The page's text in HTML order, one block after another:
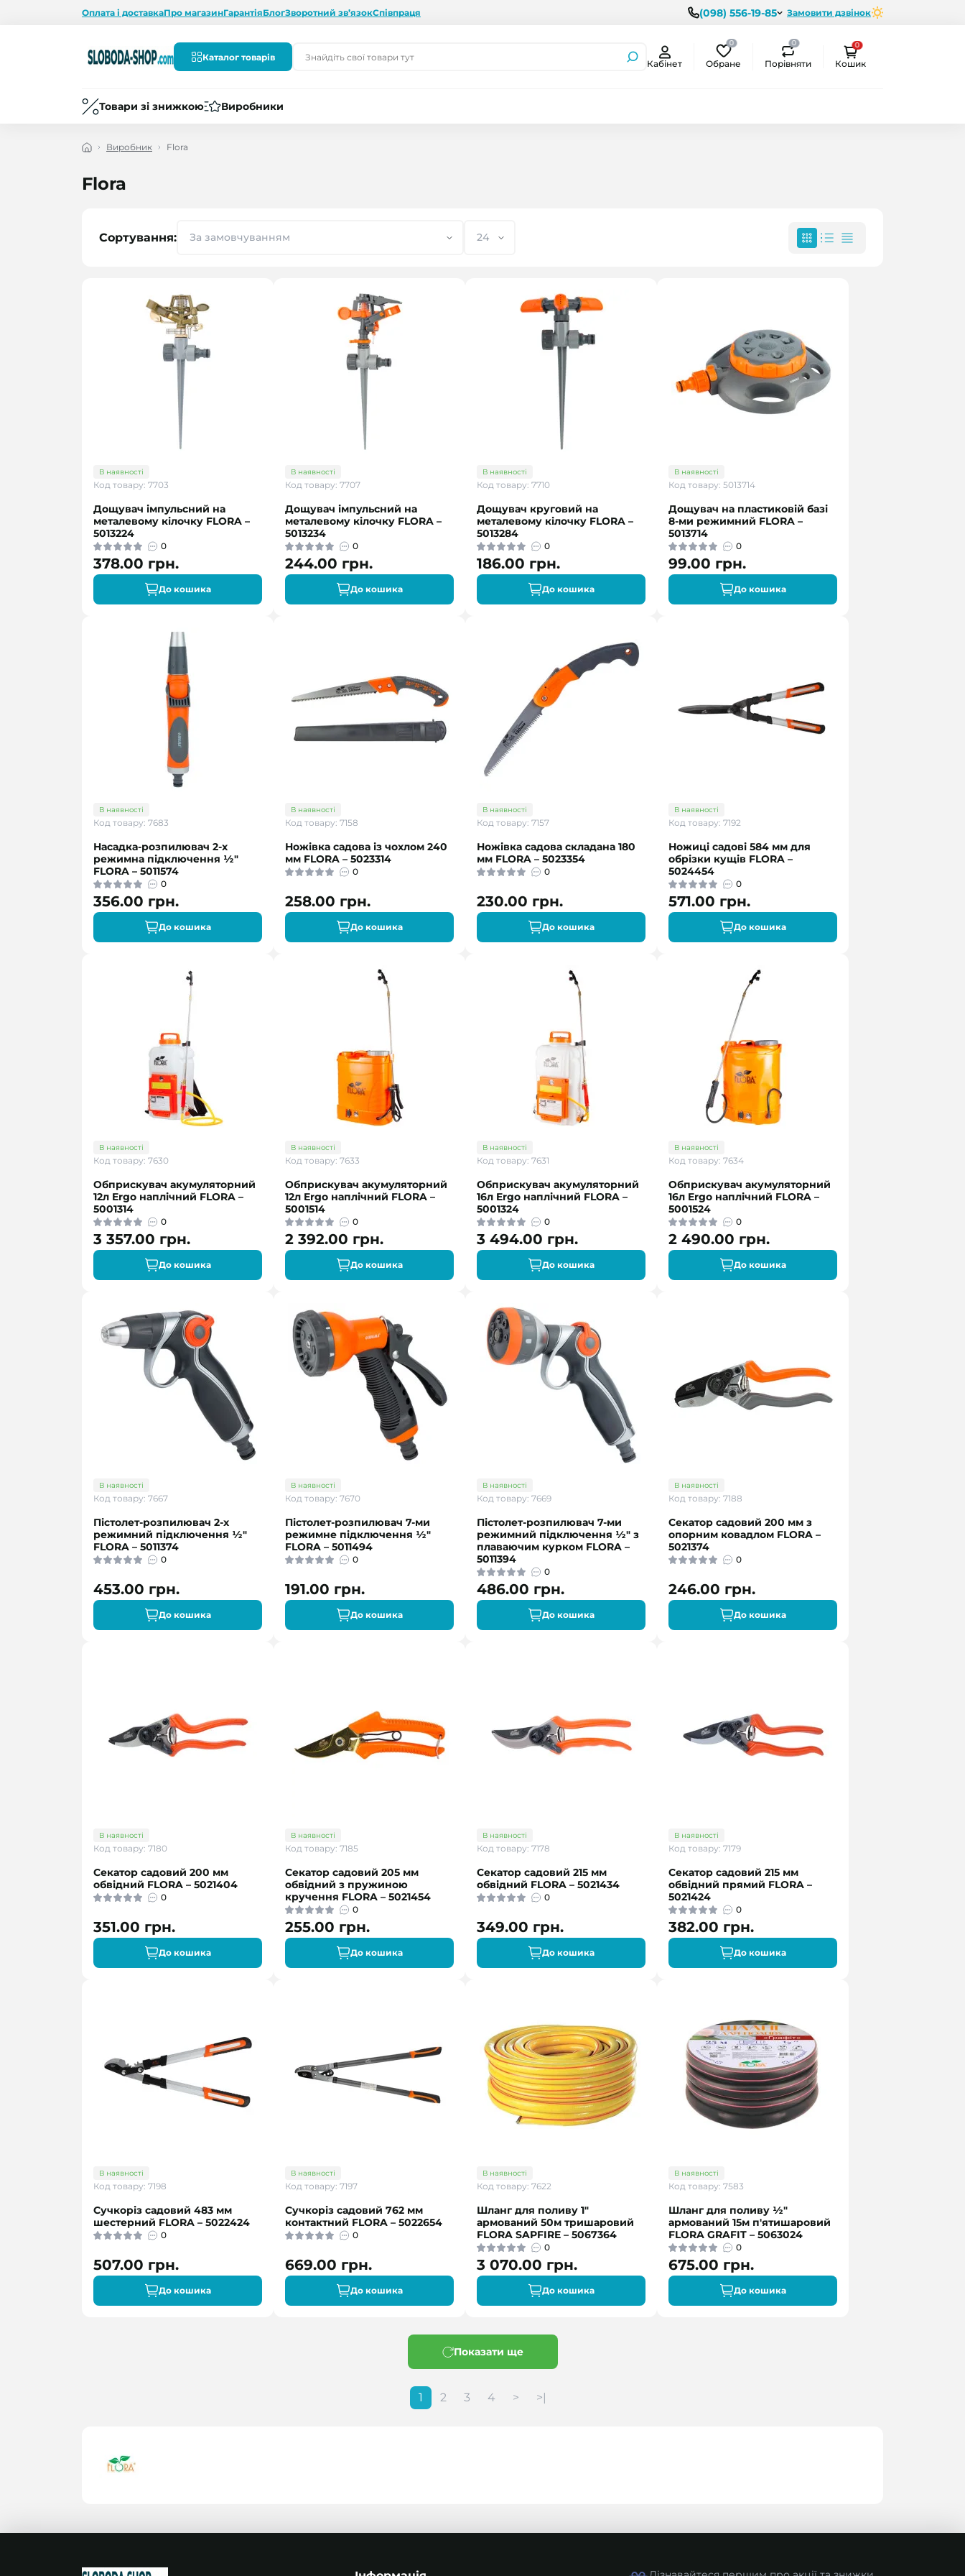
Оплата і доставкаПро магазинГарантіяБлогЗворотний зв’язокСпівпраця (098) 556-19-85 Замовити дзвінок
Каталог товарів
Кабінет
0
Обране
0
Порівняти
0
Кошик
Товари зі знижкою Виробники
Виробник Flora
Flora
Сортування:
В наявності
Код товару: 7703
Дощувач імпульсний на
металевому кілочку FLORA –
5013224
0
378.00 грн.
До кошика
В наявності
Код товару: 7707
Дощувач імпульсний на
металевому кілочку FLORA –
5013234
0
244.00 грн.
До кошика
В наявності
Код товару: 7710
Дощувач круговий на
металевому кілочку FLORA –
5013284
0
186.00 грн.
До кошика
В наявності
Код товару: 5013714
Дощувач на пластиковій базі
8-ми режимний FLORA –
5013714
0
99.00 грн.
До кошика
В наявності
Код товару: 7683
Насадка-розпилювач 2-х
режимна підключення ½"
FLORA – 5011574
0
356.00 грн.
До кошика
В наявності
Код товару: 7158
Ножівка садова із чохлом 240
мм FLORA – 5023314
0
258.00 грн.
До кошика
В наявності
Код товару: 7157
Ножівка садова складана 180
мм FLORA – 5023354
0
230.00 грн.
До кошика
В наявності
Код товару: 7192
Ножиці садові 584 мм для
обрізки кущів FLORA –
5024454
0
571.00 грн.
До кошика
В наявності
Код товару: 7630
Обприскувач акумуляторний
12л Ergo наплічний FLORA –
5001314
0
3 357.00 грн.
До кошика
В наявності
Код товару: 7633
Обприскувач акумуляторний
12л Ergo наплічний FLORA –
5001514
0
2 392.00 грн.
До кошика
В наявності
Код товару: 7631
Обприскувач акумуляторний
16л Ergo наплічний FLORA –
5001324
0
3 494.00 грн.
До кошика
В наявності
Код товару: 7634
Обприскувач акумуляторний
16л Ergo наплічний FLORA –
5001524
0
2 490.00 грн.
До кошика
В наявності
Код товару: 7667
Пістолет-розпилювач 2-х
режимний підключення ½"
FLORA – 5011374
0
453.00 грн.
До кошика
В наявності
Код товару: 7670
Пістолет-розпилювач 7-ми
режимне підключення ½"
FLORA – 5011494
0
191.00 грн.
До кошика
В наявності
Код товару: 7669
Пістолет-розпилювач 7-ми
режимний підключення ½" з
плаваючим курком FLORA –
5011394
0
486.00 грн.
До кошика
В наявності
Код товару: 7188
Секатор садовий 200 мм з
опорним ковадлом FLORA –
5021374
0
246.00 грн.
До кошика
В наявності
Код товару: 7180
Секатор садовий 200 мм
обвідний FLORA – 5021404
0
351.00 грн.
До кошика
В наявності
Код товару: 7185
Секатор садовий 205 мм
обвідний з пружиною
кручення FLORA – 5021454
0
255.00 грн.
До кошика
В наявності
Код товару: 7178
Секатор садовий 215 мм
обвідний FLORA – 5021434
0
349.00 грн.
До кошика
В наявності
Код товару: 7179
Секатор садовий 215 мм
обвідний прямий FLORA –
5021424
0
382.00 грн.
До кошика
В наявності
Код товару: 7198
Сучкоріз садовий 483 мм
шестерний FLORA – 5022424
0
507.00 грн.
До кошика
В наявності
Код товару: 7197
Сучкоріз садовий 762 мм
контактний FLORA – 5022654
0
669.00 грн.
До кошика
В наявності
Код товару: 7622
Шланг для поливу 1"
армований 50м тришаровий
FLORA SAPFIRE – 5067364
0
3 070.00 грн.
До кошика
В наявності
Код товару: 7583
Шланг для поливу ½"
армований 15м п'ятишаровий
FLORA GRAFIT – 5063024
0
675.00 грн.
До кошика
Показати ще
1 2 3 4 > >|